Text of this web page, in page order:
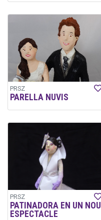
PRSZ
PARELLA NUVIS
PRSZ
PATINADORA EN UN NOU
ESPECTACLE